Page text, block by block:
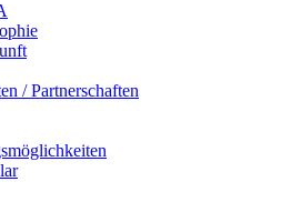
/ Partnerschaften